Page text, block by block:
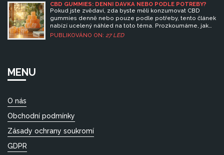
CBD GUMMIES: DENNÍ DÁVKA NEBO PODLE POTŘEBY?
Pokud jste zvědaví, zda byste měli konzumovat CBD
gummies denně nebo pouze podle potřeby, tento článek
nabízí ucelený náhled na toto téma. Prozkoumáme, jak
CBD funguje, jaké jsou jeho potenciální výhody i možná
PUBLIKOVÁNO ON: 27 LED
MENU
O nás
Obchodní podmínky
Zásady ochrany soukromí
GDPR